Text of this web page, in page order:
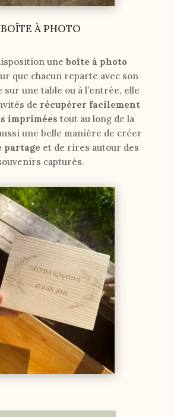
BOÎTE À PHOTO
uneboîte à photo
que chacun reparte avec son
sur une table ou à l’entrée, elle
de récupérer facilement
imprimées tout au long de la
une belle manière de créer
partage et de rires autour des
capturés.